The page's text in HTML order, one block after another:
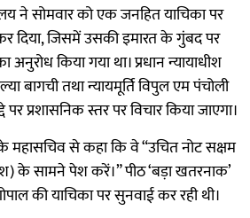
ने सोमवार को एक जनहित याचिका पर
दिया, जिसमें उसकी इमारत के गुंबद पर
अनुरोध किया गया था। प्रधान न्यायाधीश
बागची तथा न्यायमूर्ति विपुल एम पंचोली
प्रशासनिक स्तर पर विचार किया जाएगा।
महासचिव से कहा कि वे “उचित नोट सक्षम
के सामने पेश करें।” पीठ ‘बड़ा खतरनाक’
की याचिका पर सुनवाई कर रही थी।